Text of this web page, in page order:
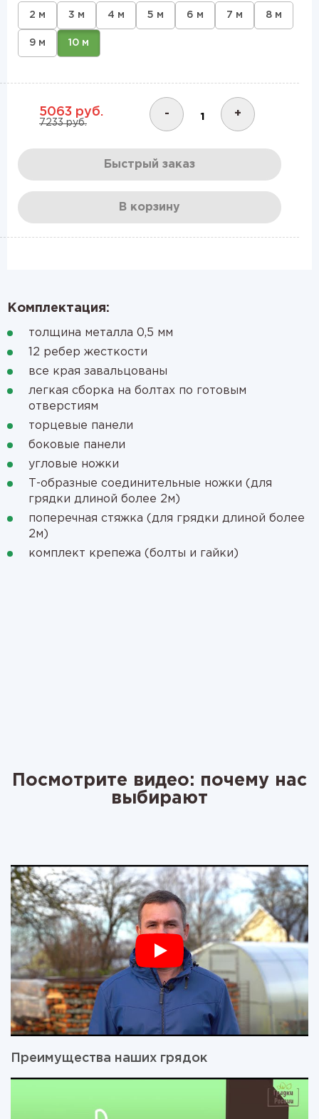
2 м 3 м 4 м 5 м 6 м 7 м 8 м
9 м 10 м
5063 руб.
7233 руб.
- +
Быстрый заказ
В корзину
Комплектация:
толщина металла 0,5 мм
12 ребер жесткости
все края завальцованы
легкая сборка на болтах по готовым
отверстиям
торцевые панели
боковые панели
угловые ножки
Т-образные соединительные ножки (для
грядки длиной более 2м)
поперечная стяжка (для грядки длиной более
2м)
комплект крепежа (болты и гайки)
Посмотрите видео: почему нас
выбирают
Преимущества наших грядок